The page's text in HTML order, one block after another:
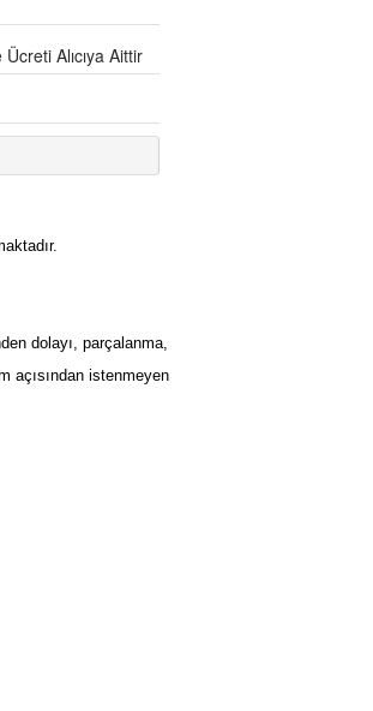
Alıcıya Aittir
dolayı, parçalanma,
açısından istenmeyen